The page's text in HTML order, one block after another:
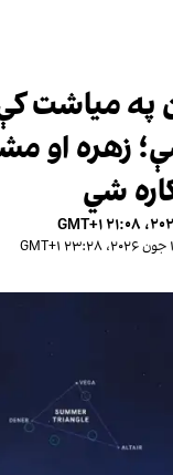
جون په میاشت
زهره او
شي